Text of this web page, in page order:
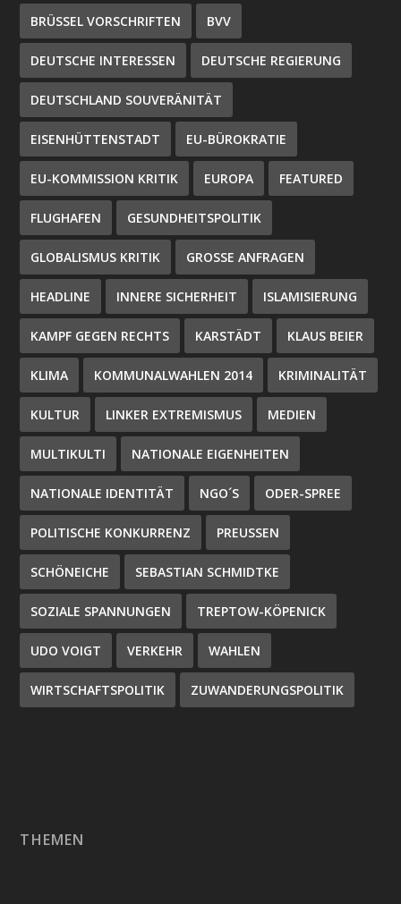
BRÜSSEL VORSCHRIFTEN BVV
DEUTSCHE INTERESSEN DEUTSCHE REGIERUNG
DEUTSCHLAND SOUVERÄNITÄT
EISENHÜTTENSTADT EU-BÜROKRATIE
EU-KOMMISSION KRITIK EUROPA FEATURED
FLUGHAFEN GESUNDHEITSPOLITIK
GLOBALISMUS KRITIK GROSSE ANFRAGEN
HEADLINE INNERE SICHERHEIT ISLAMISIERUNG
KAMPF GEGEN RECHTS KARSTÄDT KLAUS BEIER
KLIMA KOMMUNALWAHLEN 2014 KRIMINALITÄT
KULTUR LINKER EXTREMISMUS MEDIEN
MULTIKULTI NATIONALE EIGENHEITEN
NATIONALE IDENTITÄT NGO´S ODER-SPREE
POLITISCHE KONKURRENZ PREUSSEN
SCHÖNEICHE SEBASTIAN SCHMIDTKE
SOZIALE SPANNUNGEN TREPTOW-KÖPENICK
UDO VOIGT VERKEHR WAHLEN
WIRTSCHAFTSPOLITIK ZUWANDERUNGSPOLITIK
THEMEN